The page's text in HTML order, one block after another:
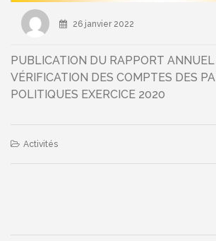
26 janvier 2022
PUBLICATION DU RAPPORT
VÉRIFICATION DES COMPTES DES
POLITIQUES EXERCICE 2020
Activités